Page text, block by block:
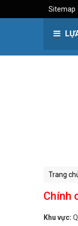
Sitemap
Trang
Chính
Khu vực: